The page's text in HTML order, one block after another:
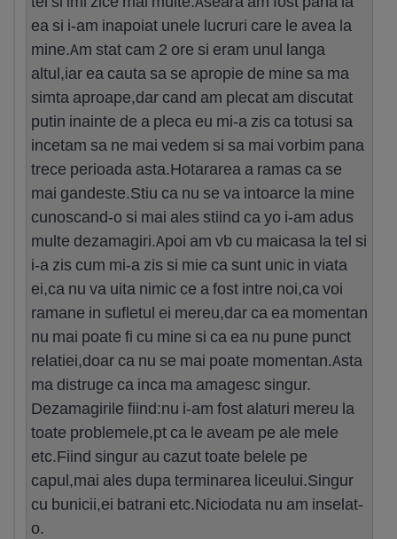
ea si i-am inapoiat unele lucruri care le avea la
mine.Am stat cam 2 ore si eram unul langa
altul,iar ea cauta sa se apropie de mine sa ma
simta aproape,dar cand am plecat am discutat
putin inainte de a pleca eu mi-a zis ca totusi sa
incetam sa ne mai vedem si sa mai vorbim pana
trece perioada asta.Hotararea a ramas ca se
mai gandeste.Stiu ca nu se va intoarce la mine
cunoscand-o si mai ales stiind ca yo i-am adus
multe dezamagiri.Apoi am vb cu maicasa la tel si
i-a zis cum mi-a zis si mie ca sunt unic in viata
ei,ca nu va uita nimic ce a fost intre noi,ca voi
ramane in sufletul ei mereu,dar ca ea momentan
nu mai poate fi cu mine si ca ea nu pune punct
relatiei,doar ca nu se mai poate momentan.Asta
ma distruge ca inca ma amagesc singur.
Dezamagirile fiind:nu i-am fost alaturi mereu la
toate problemele,pt ca le aveam pe ale mele
etc.Fiind singur au cazut toate belele pe
capul,mai ales dupa terminarea liceului.Singur
cu bunicii,ei batrani etc.Niciodata nu am inselat-
o.